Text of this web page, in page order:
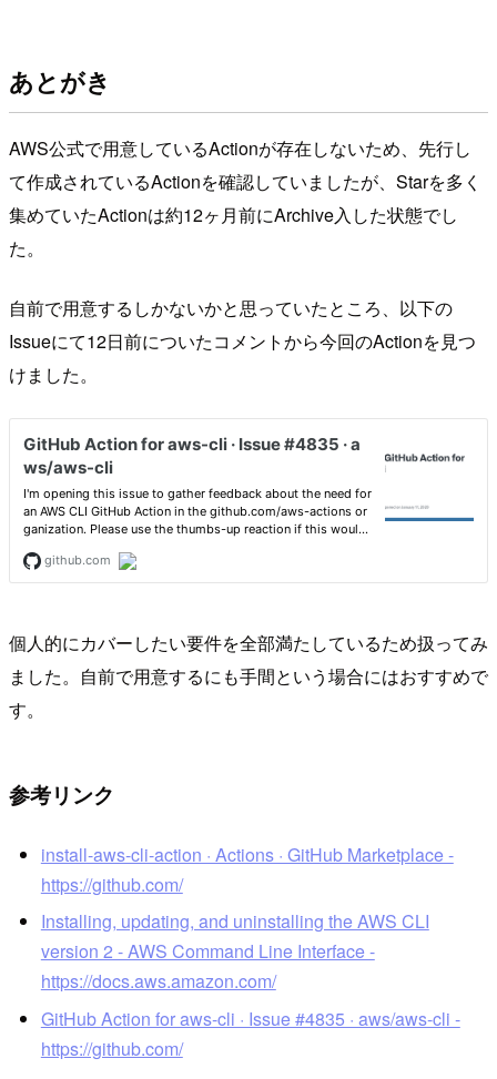
あとがき
AWS公式で用意しているActionが存在しないため、先行し
て作成されているActionを確認していましたが、Starを多く
集めていたActionは約12ヶ月前にArchive入した状態でし
た。
自前で用意するしかないかと思っていたところ、以下の
Issueにて12日前についたコメントから今回のActionを見つ
けました。
個人的にカバーしたい要件を全部満たしているため扱ってみ
ました。自前で用意するにも手間という場合にはおすすめで
す。
参考リンク
install-aws-cli-action · Actions · GitHub Marketplace -
https://github.com/
Installing, updating, and uninstalling the AWS CLI
version 2 - AWS Command Line Interface -
https://docs.aws.amazon.com/
GitHub Action for aws-cli · Issue #4835 · aws/aws-cli -
https://github.com/